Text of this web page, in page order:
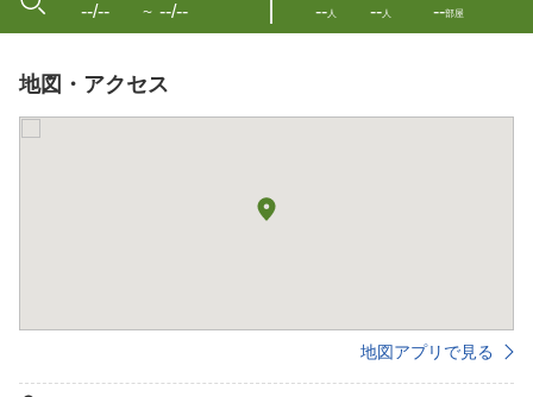
--/-- 〜 --/-- --人 --人 --部屋
地図・アクセス
地図アプリで見る